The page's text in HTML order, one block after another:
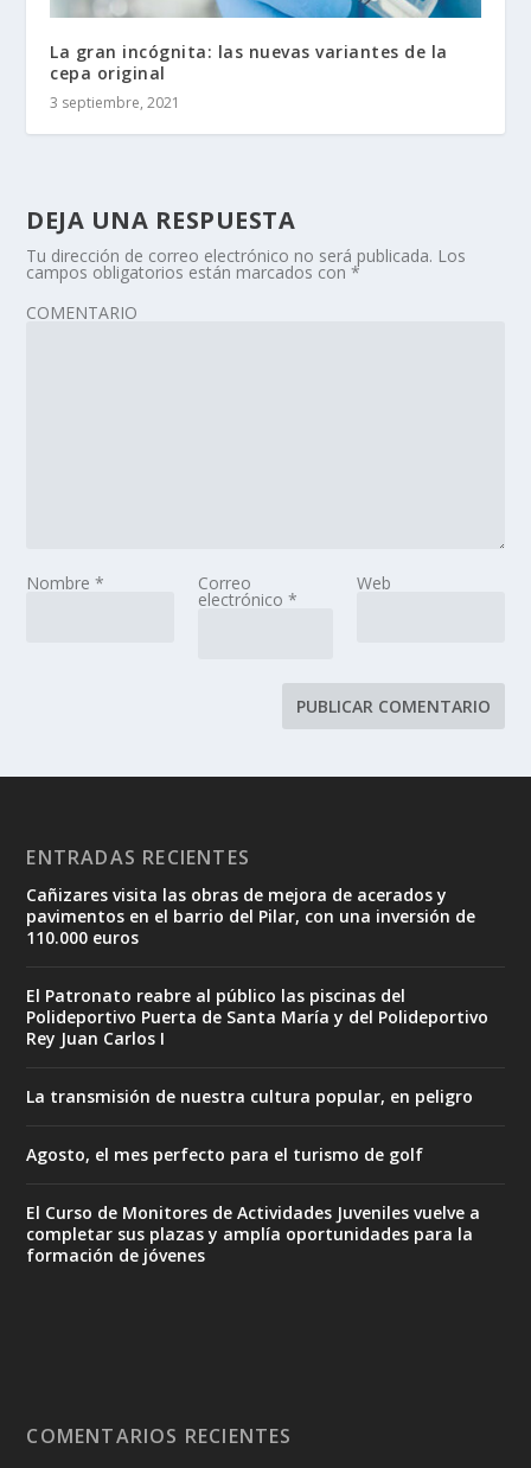
La gran incógnita: las nuevas variantes de la
cepa original
3 septiembre, 2021
DEJA UNA RESPUESTA
Tu dirección de correo electrónico no será publicada. Los
campos obligatorios están marcados con*
COMENTARIO
Nombre* Correo
electrónico *
Web
ENTRADAS RECIENTES
Cañizares visita las obras de mejora de acerados y
pavimentos en el barrio del Pilar, con una inversión de
110.000 euros
El Patronato reabre al público las piscinas del
Polideportivo Puerta de Santa María y del Polideportivo
Rey Juan Carlos I
La transmisión de nuestra cultura popular, en peligro
Agosto, el mes perfecto para el turismo de golf
El Curso de Monitores de Actividades Juveniles vuelve a
completar sus plazas y amplía oportunidades para la
formación de jóvenes
COMENTARIOS RECIENTES